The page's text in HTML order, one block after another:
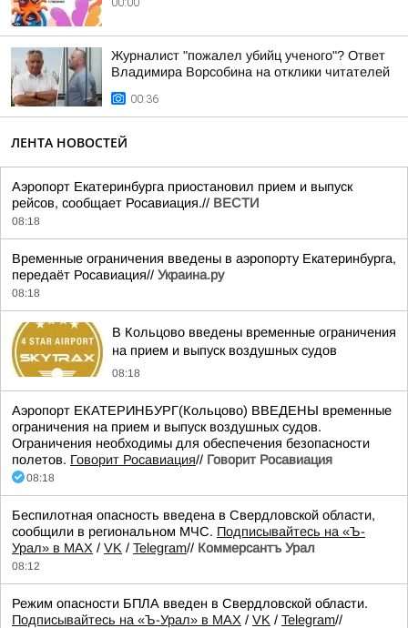
00:00
Журналист "пожалел убийц ученого"? Ответ
Владимира Ворсобина на отклики читателей
00:36
ЛЕНТА НОВОСТЕЙ
Аэропорт Екатеринбурга приостановил прием и выпуск
рейсов, сообщает Росавиация.// ВЕСТИ
08:18
Временные ограничения введены в аэропорту Екатеринбурга,
передаёт Росавиация// Украина.ру
08:18
В Кольцово введены временные ограничения
на прием и выпуск воздушных судов
08:18
Аэропорт ЕКАТЕРИНБУРГ(Кольцово) ВВЕДЕНЫ временные
ограничения на прием и выпуск воздушных судов.
Ограничения необходимы для обеспечения безопасности
полетов. Говорит Росавиация// Говорит Росавиация
08:18
Беспилотная опасность введена в Свердловской области,
сообщили в региональном МЧС. Подписывайтесь на «Ъ-
Урал» в MAX / VK / Telegram// Коммерсантъ Урал
08:12
Режим опасности БПЛА введен в Свердловской области.
Подписывайтесь на «Ъ-Урал» в MAX / VK / Telegram//